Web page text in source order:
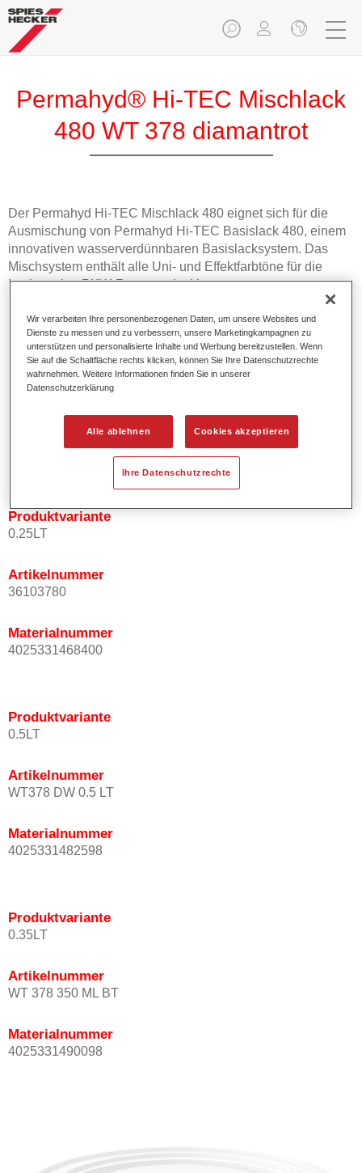
Permahyd® Hi-TEC Mischlack
480 WT 378 diamantrot
Der Permahyd Hi-TEC Mischlack 480 eignet sich für die
Ausmischung von Permahyd Hi-TEC Basislack 480, einem
innovativen wasserverdünnbaren Basislacksystem. Das
Mischsystem enthält alle Uni- und Effektfarbtöne für die
hochwertige PKW-Reparaturlackierung.
Produktmerkmale
Einfach und schnell zu verarbeiten.
Bietet eine hohe Farbtongenauigkeit und gleichmäßige
Effektausrichtung.
Fördert kurze Prozesszeiten.
Ermöglicht einfaches und sicheres Einlackieren.
Kann variabel eingesetzt werden, z.B. für Innenraum-,
Mehrschicht- und Mehrfarbenlackierungen.
Produktvariante
0.25LT
Artikelnummer
36103780
Materialnummer
4025331468400
Produktvariante
0.5LT
Artikelnummer
WT378 DW 0.5 LT
Materialnummer
4025331482598
Produktvariante
0.35LT
Artikelnummer
WT 378 350 ML BT
Materialnummer
4025331490098
Wir verarbeiten Ihre personenbezogenen Daten, um unsere Websites und
Dienste zu messen und zu verbessern, unsere Marketingkampagnen zu
unterstützen und personalisierte Inhalte und Werbung bereitzustellen. Wenn
Sie auf die Schaltfläche rechts klicken, können Sie Ihre Datenschutzrechte
wahrnehmen. Weitere Informationen finden Sie in unserer
Datenschutzerklärung
Alle ablehnen Cookies akzeptieren
Ihre Datenschutzrechte